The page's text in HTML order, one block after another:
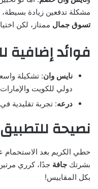
مشكلة تدفعين زيادة بسيطة،
تسوق جمال ممتاز، لكن
فوائد إضافية
نايس وان: تشكيلة
دولي للكويت
درعه: تجربة تقليدية
نصيحة
حطي الكريم بعد الاستحمام
بشرتك جافة جدًا، كرري
بكل المقاييس!